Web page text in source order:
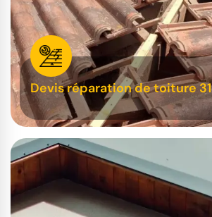
Devis réparation de toiture 31